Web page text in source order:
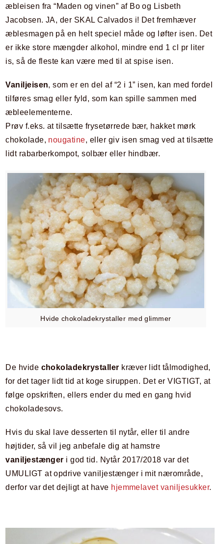
æbleisen fra “Maden og vinen” af Bo og Lisbeth
Jacobsen. JA, der SKAL Calvados i! Det fremhæver
æblesmagen på en helt speciel måde og løfter isen. Det
er ikke store mængder alkohol, mindre end 1 cl pr liter
is, så de fleste kan være med til at spise isen.
Vaniljeisen, som er en del af “2 i 1” isen, kan med fordel
tilføres smag eller fyld, som kan spille sammen med
æbleelementerne.
Prøv f.eks. at tilsætte frysetørrede bær, hakket mørk
chokolade, nougatine, eller giv isen smag ved at tilsætte
lidt rabarberkompot, solbær eller hindbær.
Hvide chokoladekrystaller med glimmer
De hvide chokoladekrystaller kræver lidt tålmodighed,
for det tager lidt tid at koge siruppen. Det er VIGTIGT, at
følge opskriften, ellers ender du med en gang hvid
chokoladesovs.
Hvis du skal lave desserten til nytår, eller til andre
højtider, så vil jeg anbefale dig at hamstre
vaniljestænger i god tid. Nytår 2017/2018 var det
UMULIGT at opdrive vaniljestænger i mit nærområde,
derfor var det dejligt at have hjemmelavet vaniljesukker.